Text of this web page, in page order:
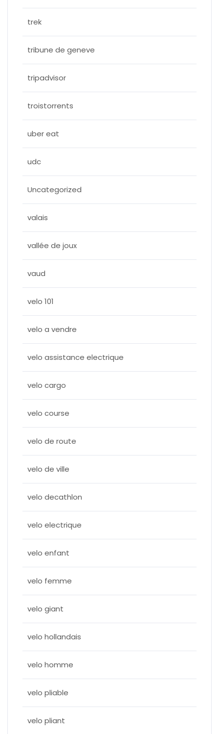
trek
tribune de geneve
tripadvisor
troistorrents
uber eat
udc
Uncategorized
valais
vallée de joux
vaud
velo 101
velo a vendre
velo assistance electrique
velo cargo
velo course
velo de route
velo de ville
velo decathlon
velo electrique
velo enfant
velo femme
velo giant
velo hollandais
velo homme
velo pliable
velo pliant